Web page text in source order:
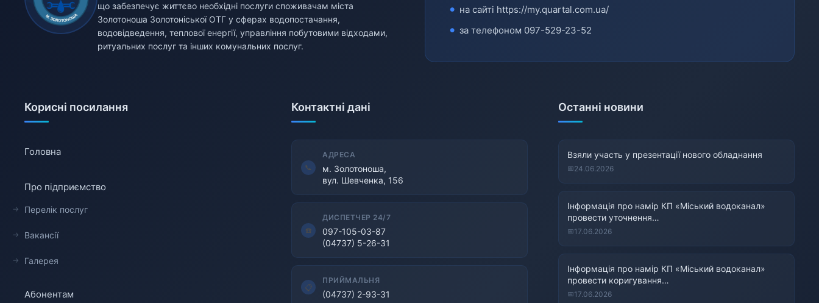
що забезпечує життєво необхідні послуги споживачам міста
Золотоноша Золотоніської ОТГ у сферах водопостачання,
водовідведення, теплової енергії, управління побутовими відходами,
ритуальних послуг та інших комунальних послуг.
на сайті https://my.quartal.com.ua/
за телефоном 097-529-23-52
Корисні посилання
Головна
Про підприємство
Перелік послуг
Вакансії
Галерея
Абонентам
Контактні дані
АДРЕСА
м. Золотоноша,
вул. Шевченка, 156
ДИСПЕТЧЕР 24/7
097-105-03-87
(04737) 5-26-31
ПРИЙМАЛЬНЯ
(04737) 2-93-31
Останні новини
Взяли участь у презентації нового обладнання
24.06.2026
Інформація про намір КП «Міський водоканал»
провести уточнення…
17.06.2026
Інформація про намір КП «Міський водоканал»
провести коригування…
17.06.2026